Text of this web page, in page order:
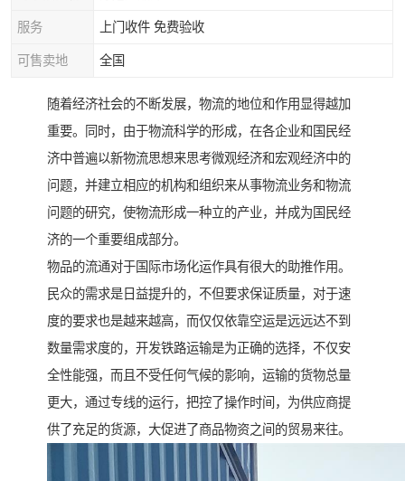
服务 上门收件 免费验收
可售卖地 全国
随着经济社会的不断发展，物流的地位和作用显得越加
重要。同时，由于物流科学的形成，在各企业和国民经
济中普遍以新物流思想来思考微观经济和宏观经济中的
问题，并建立相应的机构和组织来从事物流业务和物流
问题的研究，使物流形成一种立的产业，并成为国民经
济的一个重要组成部分。
物品的流通对于国际市场化运作具有很大的助推作用。
民众的需求是日益提升的，不但要求保证质量，对于速
度的要求也是越来越高，而仅仅依靠空运是远远达不到
数量需求度的，开发铁路运输是为正确的选择，不仅安
全性能强，而且不受任何气候的影响，运输的货物总量
更大，通过专线的运行，把控了操作时间，为供应商提
供了充足的货源，大促进了商品物资之间的贸易来往。